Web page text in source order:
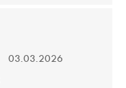
03.03.2026